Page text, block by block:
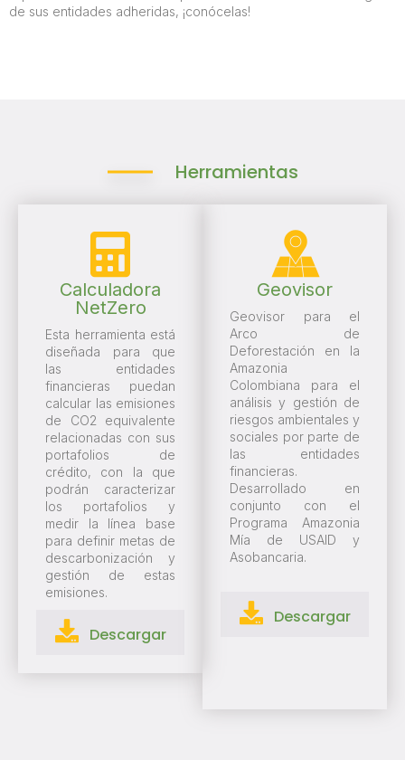
de sus entidades adheridas, ¡conócelas!
Herramientas
Calculadora
NetZero
Esta herramienta está
diseñada para que
las entidades
financieras puedan
calcular las emisiones
de CO2 equivalente
relacionadas con sus
portafolios de
crédito, con la que
podrán caracterizar
los portafolios y
medir la línea base
para definir metas de
descarbonización y
gestión de estas
emisiones.
Descargar
Geovisor
Geovisor para el
Arco de
Deforestación en la
Amazonia
Colombiana para el
análisis y gestión de
riesgos ambientales y
sociales por parte de
las entidades
financieras.
Desarrollado en
conjunto con el
Programa Amazonia
Mía de USAID y
Asobancaria.
Descargar